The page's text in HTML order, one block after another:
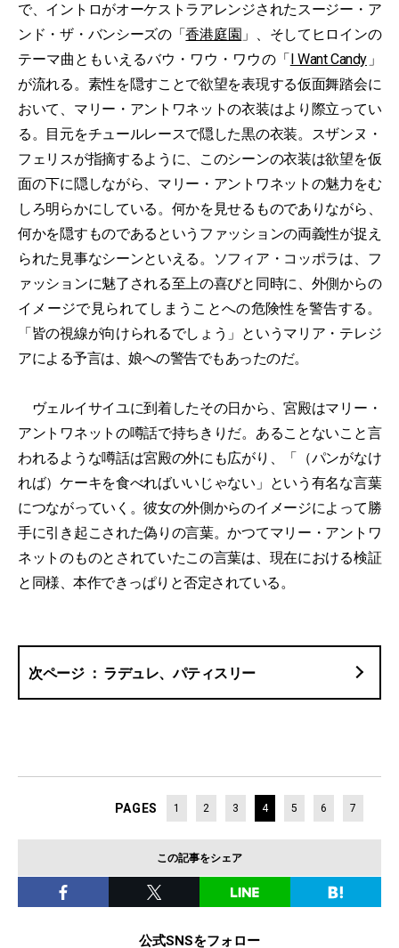
で、イントロがオーケストラアレンジされたスージー・ア
ンド・ザ・バンシーズの「香港庭園 」、そしてヒロインの
テーマ曲ともいえるバウ・ワウ・ワウの「I Want Candy」
が流れる。素性を隠すことで欲望を表現する仮面舞踏会に
おいて、マリー・アントワネットの衣装はより際立ってい
る。目元をチュールレースで隠した黒の衣装。スザンヌ・
フェリスが指摘するように、このシーンの衣装は欲望を仮
面の下に隠しながら、マリー・アントワネットの魅力をむ
しろ明らかにしている。何かを見せるものでありながら、
何かを隠すものであるというファッションの両義性が捉え
られた見事なシーンといえる。ソフィア・コッポラは、フ
ァッションに魅了される至上の喜びと同時に、外側からの
イメージで見られてしまうことへの危険性を警告する。
「皆の視線が向けられるでしょう」というマリア・テレジ
アによる予言は、娘への警告でもあったのだ。
ヴェルイサイユに到着したその日から、宮殿はマリー・
アントワネットの噂話で持ちきりだ。あることないこと言
われるような噂話は宮殿の外にも広がり、「（パンがなけ
れば）ケーキを食べればいいじゃない」という有名な言葉
につながっていく。彼女の外側からのイメージによって勝
手に引き起こされた偽りの言葉。かつてマリー・アントワ
ネットのものとされていたこの言葉は、現在における検証
と同様、本作できっぱりと否定されている。
ラデュレ、パティスリー
PAGES 1 2 3 4 5 6 7
この記事をシェア
公式SNSをフォロー